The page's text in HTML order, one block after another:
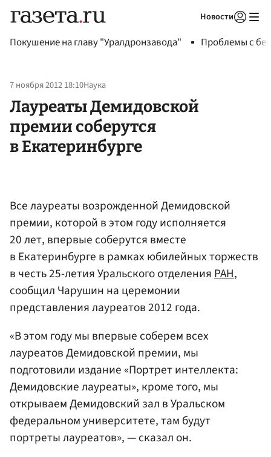
Новости
Покушение на главу "Уралдронзавода" Проблемы с
7 ноября 2012 18:10Наука
Лауреаты Демидовской
премии соберутся
в Екатеринбурге
Все лауреаты возрожденной Демидовской
премии, которой в этом году исполняется
20 лет, впервые соберутся вместе
в Екатеринбурге в рамках юбилейных торжеств
в честь 25-летия Уральского отделенияРАН,
сообщил Чарушин на церемонии
представления лауреатов 2012 года.
«В этом году мы впервые соберем всех
лауреатов Демидовской премии, мы
подготовили издание «Портрет интеллекта:
Демидовские лауреаты», кроме того, мы
открываем Демидовский зал в Уральском
федеральном университете, там будут
портреты лауреатов», — сказал он.